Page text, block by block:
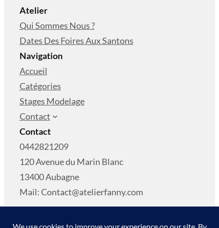
Atelier
Qui Sommes Nous ?
Dates Des Foires Aux Santons
Navigation
Accueil
Catégories
Stages Modelage
Contact
Contact
0442821209
120 Avenue du Marin Blanc
13400 Aubagne
Mail: Contact@atelierfanny.com